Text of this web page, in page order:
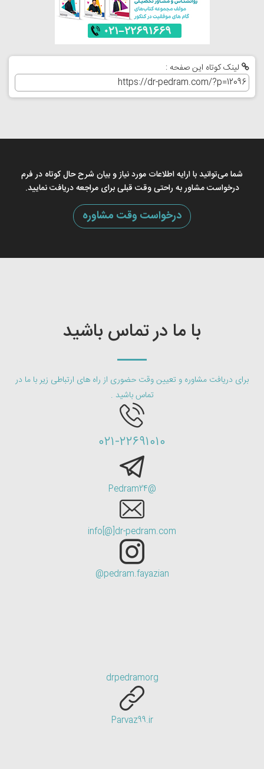
لینک کوتاه این صفحه :
شما می‌توانید با ارایه اطلاعات مورد نیاز و بیان شرح حال کوتاه در فرم
درخواست مشاور به راحتی وقت قبلی برای مراجعه دریافت نمایید.
درخواست وقت مشاوره
با ما در تماس باشید
برای دریافت مشاوره و تعیین وقت حضوری از راه های ارتباطی زیر با ما در
تماس باشید .
۰۲۱-۲۲۶۹۱۰۱۰
@Pedram24
info[@]dr-pedram.com
pedram.fayazian@
drpedramorg
Parvaz99.ir